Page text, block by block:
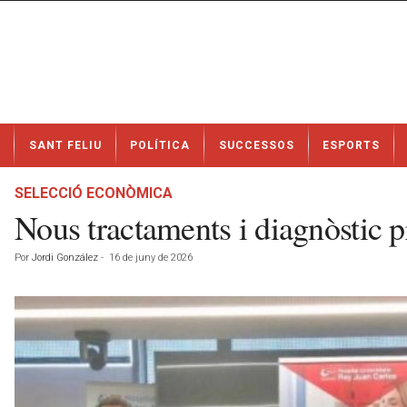
t
SANT FELIU POLÍTICA SUCCESSOS ESPORTS
SELECCIÓ ECONÒMICA
Nous tractaments i diagnòstic
Por Jordi González - 16 de juny de 2026